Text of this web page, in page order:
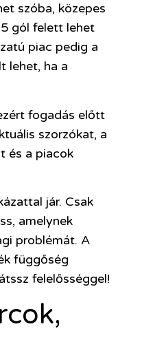
szóba, közepes
gól felett lehet
piac pedig a
lehet, ha a
fogadás előtt
szorzókat, a
és a piacok
jár. Csak
amelynek
problémát. A
függőség
felelősséggel!